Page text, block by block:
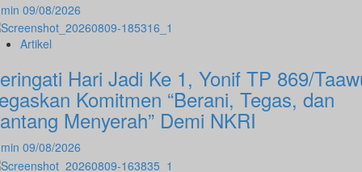
09/08/2026
Artikel
Hari Jadi Ke 1, Yonif TP 869/
Komitmen “Berani, Tegas, dan
Menyerah” Demi NKRI
09/08/2026